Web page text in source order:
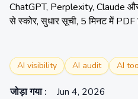
ChatGPT, Perplexity, Claude
से स्कोर, सुधार सूची, 5 मिनट में PDF
AI visibility AI audit AI
जोड़ा गया: Jun 4, 2026